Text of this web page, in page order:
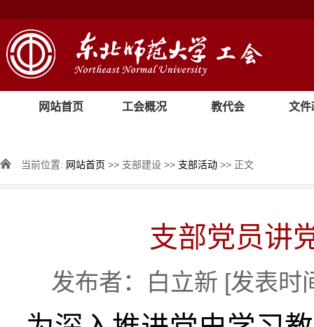
网站首页 工会概况 教代会 文件
当前位置: 网站首页 >> 支部建设 >> 支部活动 >> 正文
支部党员讲
发布者：白立新 [发表时